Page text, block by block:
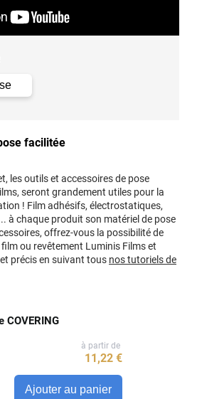
facilitée
les outils et accessoires de pose
seront grandement utiles pour la
! Film adhésifs, électrostatiques,
à chaque produit son matériel de pose
offrez-vous la possibilité de
ou revêtement Luminis Films et
précis en suivant tous nos tutoriels de
COVERING
Ajouter au panier
à partir de
11,22 €